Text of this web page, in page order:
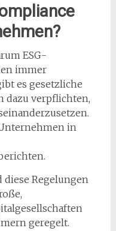
ESG-
immer
es gesetzliche
dazu verpflichten,
in
Regelungen
geregelt.